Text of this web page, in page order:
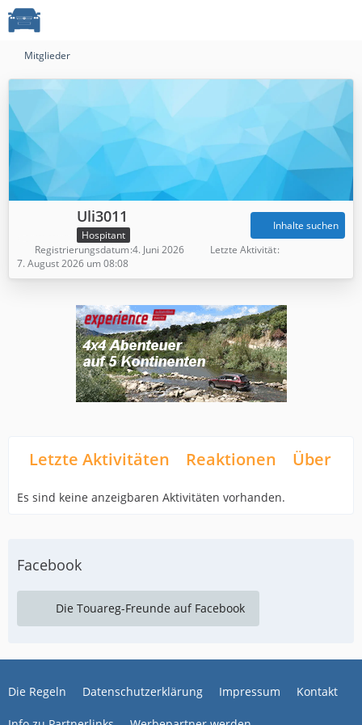
Mitglieder
Uli3011
Hospitant
Inhalte suchen
Registrierungsdatum 4. Juni 2026
Letzte Aktivität
7. August 2026 um 08:08
Letzte Aktivitäten Reaktionen Über
Es sind keine anzeigbaren Aktivitäten vorhanden.
Facebook
Die Touareg-Freunde auf Facebook
Die Regeln Datenschutzerklärung Impressum Kontakt